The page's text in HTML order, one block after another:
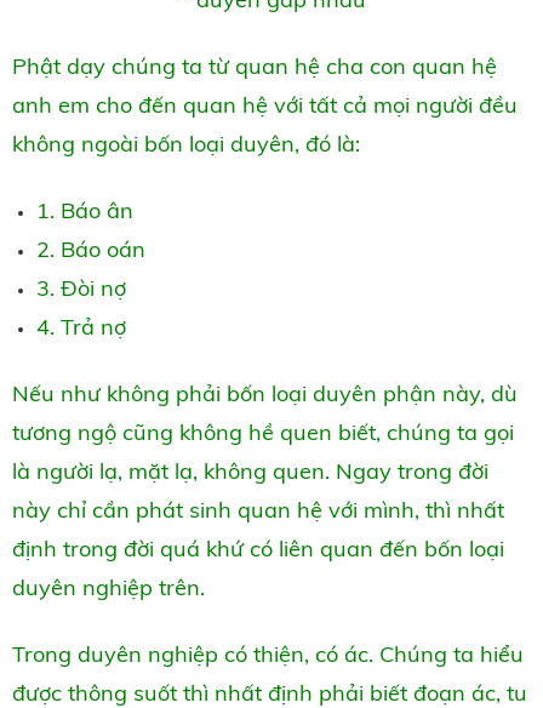
Phật dạy chúng ta từ quan hệ cha con quan hệ
anh em cho đến quan hệ với tất cả mọi người đều
không ngoài bốn loại duyên, đó là:
1. Báo ân
2. Báo oán
3. Đòi nợ
4. Trả nợ
Nếu như không phải bốn loại duyên phận này, dù
tương ngộ cũng không hề quen biết, chúng ta gọi
là người lạ, mặt lạ, không quen. Ngay trong đời
này chỉ cần phát sinh quan hệ với mình, thì nhất
định trong đời quá khứ có liên quan đến bốn loại
duyên nghiệp trên.
Trong duyên nghiệp có thiện, có ác. Chúng ta hiểu
được thông suốt thì nhất định phải biết đoạn ác, tu